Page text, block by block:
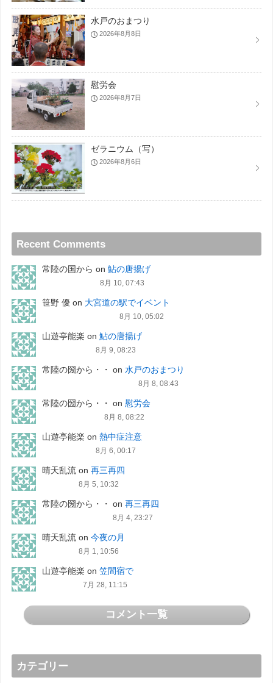
水戸のおまつり
2026年8月8日
慰労会
2026年8月7日
ゼラニウム（写）
2026年8月6日
Recent Comments
常陸の国から on 鮎の唐揚げ
8月 10, 07:43
笹野 優on 大宮道の駅でイベント
8月 10, 05:02
山遊亭能楽 on 鮎の唐揚げ
8月 9, 08:23
常陸の圀から・・ on 水戸のおまつり
8月 8, 08:43
常陸の圀から・・ on 慰労会
8月 8, 08:22
山遊亭能楽 on 熱中症注意
8月 6, 00:17
晴天乱流on 再三再四
8月 5, 10:32
常陸の圀から・・ on 再三再四
8月 4, 23:27
晴天乱流on 今夜の月
8月 1, 10:56
山遊亭能楽 on 笠間宿で
7月 28, 11:15
コメント一覧
カテゴリー